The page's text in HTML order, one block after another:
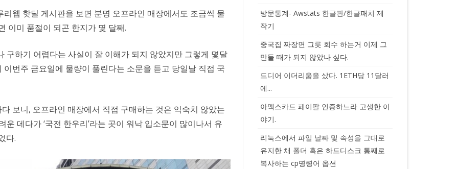
웹 핫딜 게시판을 보면 분명 오프라인 매장에서도 조금씩 물
이미 품절이 되곤 한지가 몇 달째.
구하기 어렵다는 사실이 잘 이해가 되지 않았지만 그렇게 몇달
번주 금요일에 물량이 풀린다는 소문을 듣고 당일날 직접 국
보니, 오프라인 매장에서 직접 구매하는 것은 익숙치 않았는
데다가 ‘국전 한우리’라는 곳이 워낙 입소문이 많이나서 유
다.
방문통계- Awstats 한글판/한글패치 제
작기
중국집 짜장면 그릇 회수 하는거 이제 그
만둘 때가 되지 않았나 싶다.
드디어 이더리움을 샀다. 1ETH당 11달러
에...
아멕스카드 페이팔 인증하느라 고생한 이
야기.
리눅스에서 파일 날짜 및 속성을 그대로
유지한 채 폴더 혹은 하드디스크 통째로
복사하는 cp명령어 옵션